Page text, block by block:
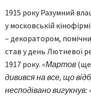
1915 року Разумний
у московській
– декоратором,
став у день Лютневої
1917 року. «Мартов (ще
дивився на все, що
несподівано